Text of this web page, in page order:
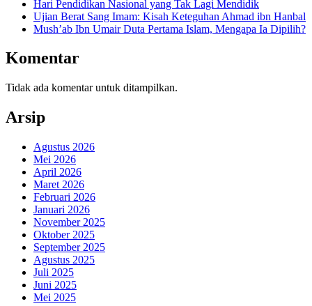
Hari Pendidikan Nasional yang Tak Lagi Mendidik
Ujian Berat Sang Imam: Kisah Keteguhan Ahmad ibn Hanbal
Mush’ab Ibn Umair Duta Pertama Islam, Mengapa Ia Dipilih?
Komentar
Tidak ada komentar untuk ditampilkan.
Arsip
Agustus 2026
Mei 2026
April 2026
Maret 2026
Februari 2026
Januari 2026
November 2025
Oktober 2025
September 2025
Agustus 2025
Juli 2025
Juni 2025
Mei 2025